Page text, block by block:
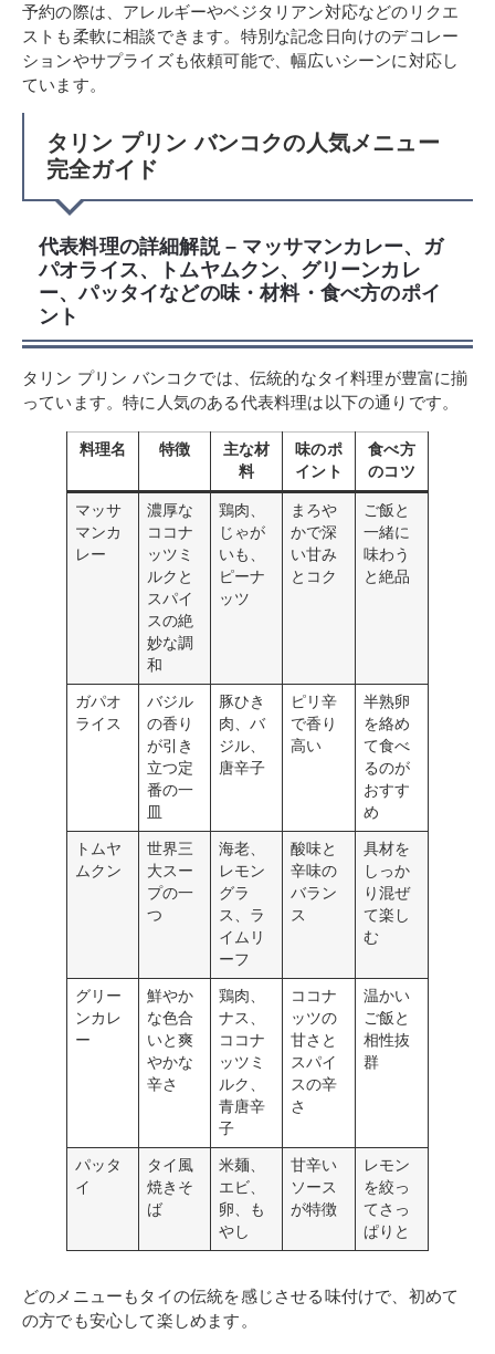
予約の際は、アレルギーやベジタリアン対応などのリクエ
ストも柔軟に相談できます。特別な記念日向けのデコレー
ションやサプライズも依頼可能で、幅広いシーンに対応し
ています。
タリン プリン バンコクの人気メニュー
完全ガイド
代表料理の詳細解説 – マッサマンカレー、ガ
パオライス、トムヤムクン、グリーンカレ
ー、パッタイなどの味・材料・食べ方のポイ
ント
タリン プリン バンコクでは、伝統的なタイ料理が豊富に揃
っています。特に人気のある代表料理は以下の通りです。
料理名 特徴
主な材
料
味のポ
イント
食べ方
のコツ
マッサ
マンカ
レー
濃厚な
ココナ
ッツミ
ルクと
スパイ
スの絶
妙な調
和
鶏肉、
じゃが
いも、
ピーナ
ッツ
まろや
かで深
い甘み
とコク
ご飯と
一緒に
味わう
と絶品
ガパオ
ライス
バジル
の香り
が引き
立つ定
番の一
豚ひき
肉、バ
ジル、
唐辛子
ピリ辛
で香り
高い
半熟卵
を絡め
て食べ
るのが
おすす
め
トムヤ
ムクン
世界三
大スー
プの一
つ
海老、
レモン
グラ
ス、ラ
イムリ
ーフ
酸味と
辛味の
バラン
ス
具材を
しっか
り混ぜ
て楽し
む
グリー
ンカレ
ー
鮮やか
な色合
いと爽
やかな
辛さ
鶏肉、
ナス、
ココナ
ッツミ
ルク、
青唐辛
子
ココナ
ッツの
甘さと
スパイ
スの辛
さ
温かい
ご飯と
相性抜
群
パッタ
イ
タイ風
焼きそ
ば
米麺、
エビ、
卵、も
やし
甘辛い
ソース
が特徴
レモン
を絞っ
てさっ
ぱりと
どのメニューもタイの伝統を感じさせる味付けで、初めて
の方でも安心して楽しめます。